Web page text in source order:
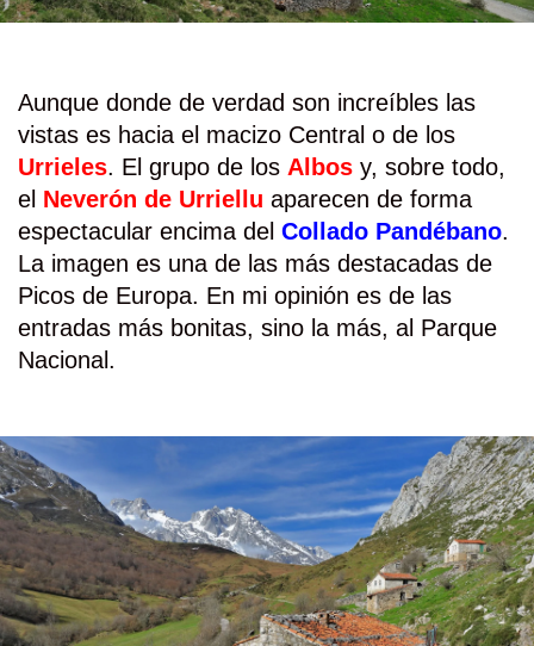
Aunque donde de verdad son increíbles las
vistas es hacia el macizo Central o de los
Urrieles. El grupo de los Albos y, sobre todo,
el Neverón de Urriellu aparecen de forma
espectacular encima del Collado Pandébano.
La imagen es una de las más destacadas de
Picos de Europa. En mi opinión es de las
entradas más bonitas, sino la más, al Parque
Nacional.